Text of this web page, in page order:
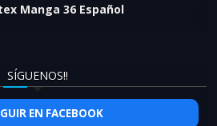
Manga 36 Español
SÍGUENOS!!
EN FACEBOOK